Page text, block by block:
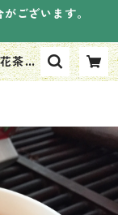
ございます。
花茶